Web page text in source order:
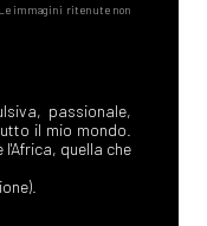
passionale,
il mio mondo.
quella che